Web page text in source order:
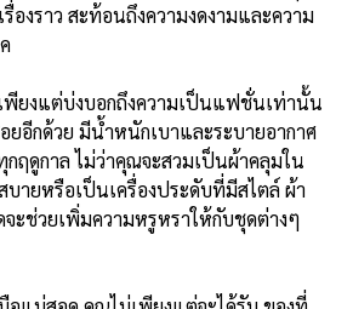
องราว สะท้อนถึงความงดงามและความ
พียงแต่บ่งบอกถึงความเป็นแฟชั่นเท่านั้น
อีกด้วย มีน้ำหนักเบาและระบายอากาศ
กฤดูกาล ไม่ว่าคุณจะสวมเป็นผ้าคลุมใน
ายหรือเป็นเครื่องประดับที่มีสไตล์ ผ้า
ะช่วยเพิ่มความหรูหราให้กับชุดต่างๆ